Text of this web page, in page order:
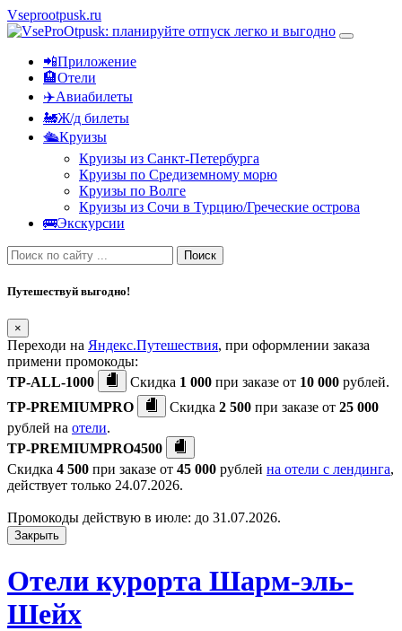
Vseprootpusk.ru
📲Приложение
🏨Отели
✈️Авиабилеты
🚂Ж/д билеты
🛳Круизы
Круизы из Санкт-Петербурга
Круизы по Средиземному морю
Круизы по Волге
Круизы из Сочи в Турцию/Греческие острова
🚌Экскурсии
Поиск
Путешествуй выгодно!
×
Переходи на Яндекс.Путешествия, при оформлении заказа
примени промокоды:
TP-ALL-1000
Скидка 1 000 при заказе от 10 000 рублей.
TP-PREMIUMPRO
Скидка 2 500 при заказе от 25 000
рублей на отели.
TP-PREMIUMPRO4500
Скидка 4 500 при заказе от 45 000 рублей на отели с лендинга,
действует только 24.07.2026.
Промокоды действую в июле: до 31.07.2026.
Закрыть
Отели курорта Шарм-эль-
Шейх